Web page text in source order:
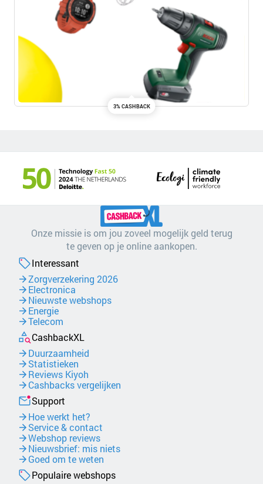
3% CASHBACK
Onze missie is om jou zoveel mogelijk geld terug
te geven op je online aankopen.
Interessant
Zorgverzekering 2026
Electronica
Nieuwste webshops
Energie
Telecom
CashbackXL
Duurzaamheid
Statistieken
Reviews Kiyoh
Cashbacks vergelijken
Support
Hoe werkt het?
Service & contact
Webshop reviews
Nieuwsbrief: mis niets
Goed om te weten
Populaire webshops